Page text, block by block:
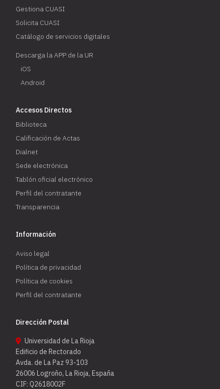
Gestiona CUASI
Solicita CUASI
Catálogo de servicios digitales
Descarga la APP de la UR
iOS
Android
Accesos Directos
Biblioteca
Calificación de Actas
Dialnet
Sede electrónica
Tablón oficial electrónico
Perfil del contratante
Transparencia
Información
Aviso legal
Política de privacidad
Política de cookies
Perfil del contratante
Dirección Postal
Universidad de La Rioja
Edificio de Rectorado
Avda. de La Paz 93-103
26006 Logroño, La Rioja, España
CIF: Q2618002F